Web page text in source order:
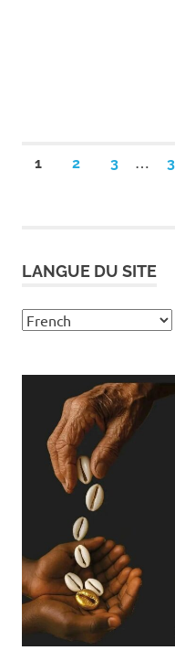
Pagination
1 2 3 …
LANGUE DU SITE